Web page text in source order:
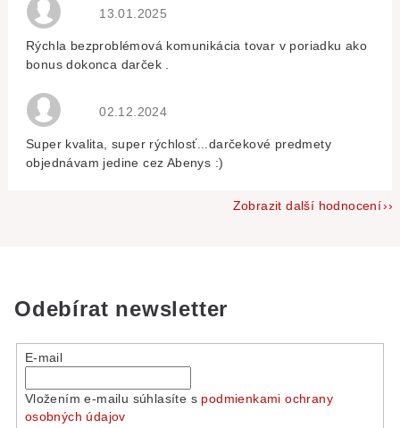
Hodnocení obchodu je 5 z 5 hvězdiček.
13.01.2025
Rýchla bezproblémová komunikácia tovar v poriadku ako
bonus dokonca darček .
Hodnocení obchodu je 5 z 5 hvězdiček.
02.12.2024
Super kvalita, super rýchlosť...darčekové predmety
objednávam jedine cez Abenys :)
Zobrazit další hodnocení
Odebírat newsletter
E-mail
Vložením e-mailu súhlasíte s podmienkami ochrany
osobných údajov